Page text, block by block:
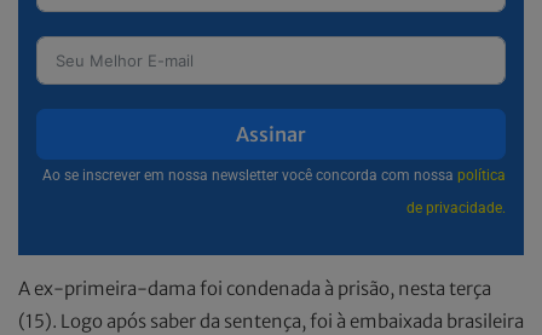
Assinar
Ao se inscrever em nossa newsletter você concorda com nossa política
de privacidade.
A ex-primeira-dama foi condenada à prisão, nesta terça
(15). Logo após saber da sentença, foi à embaixada brasileira